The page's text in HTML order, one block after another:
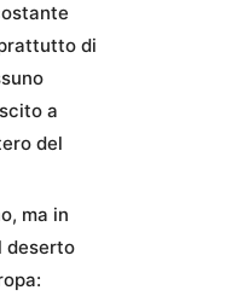
di
a
del
ma in
deserto